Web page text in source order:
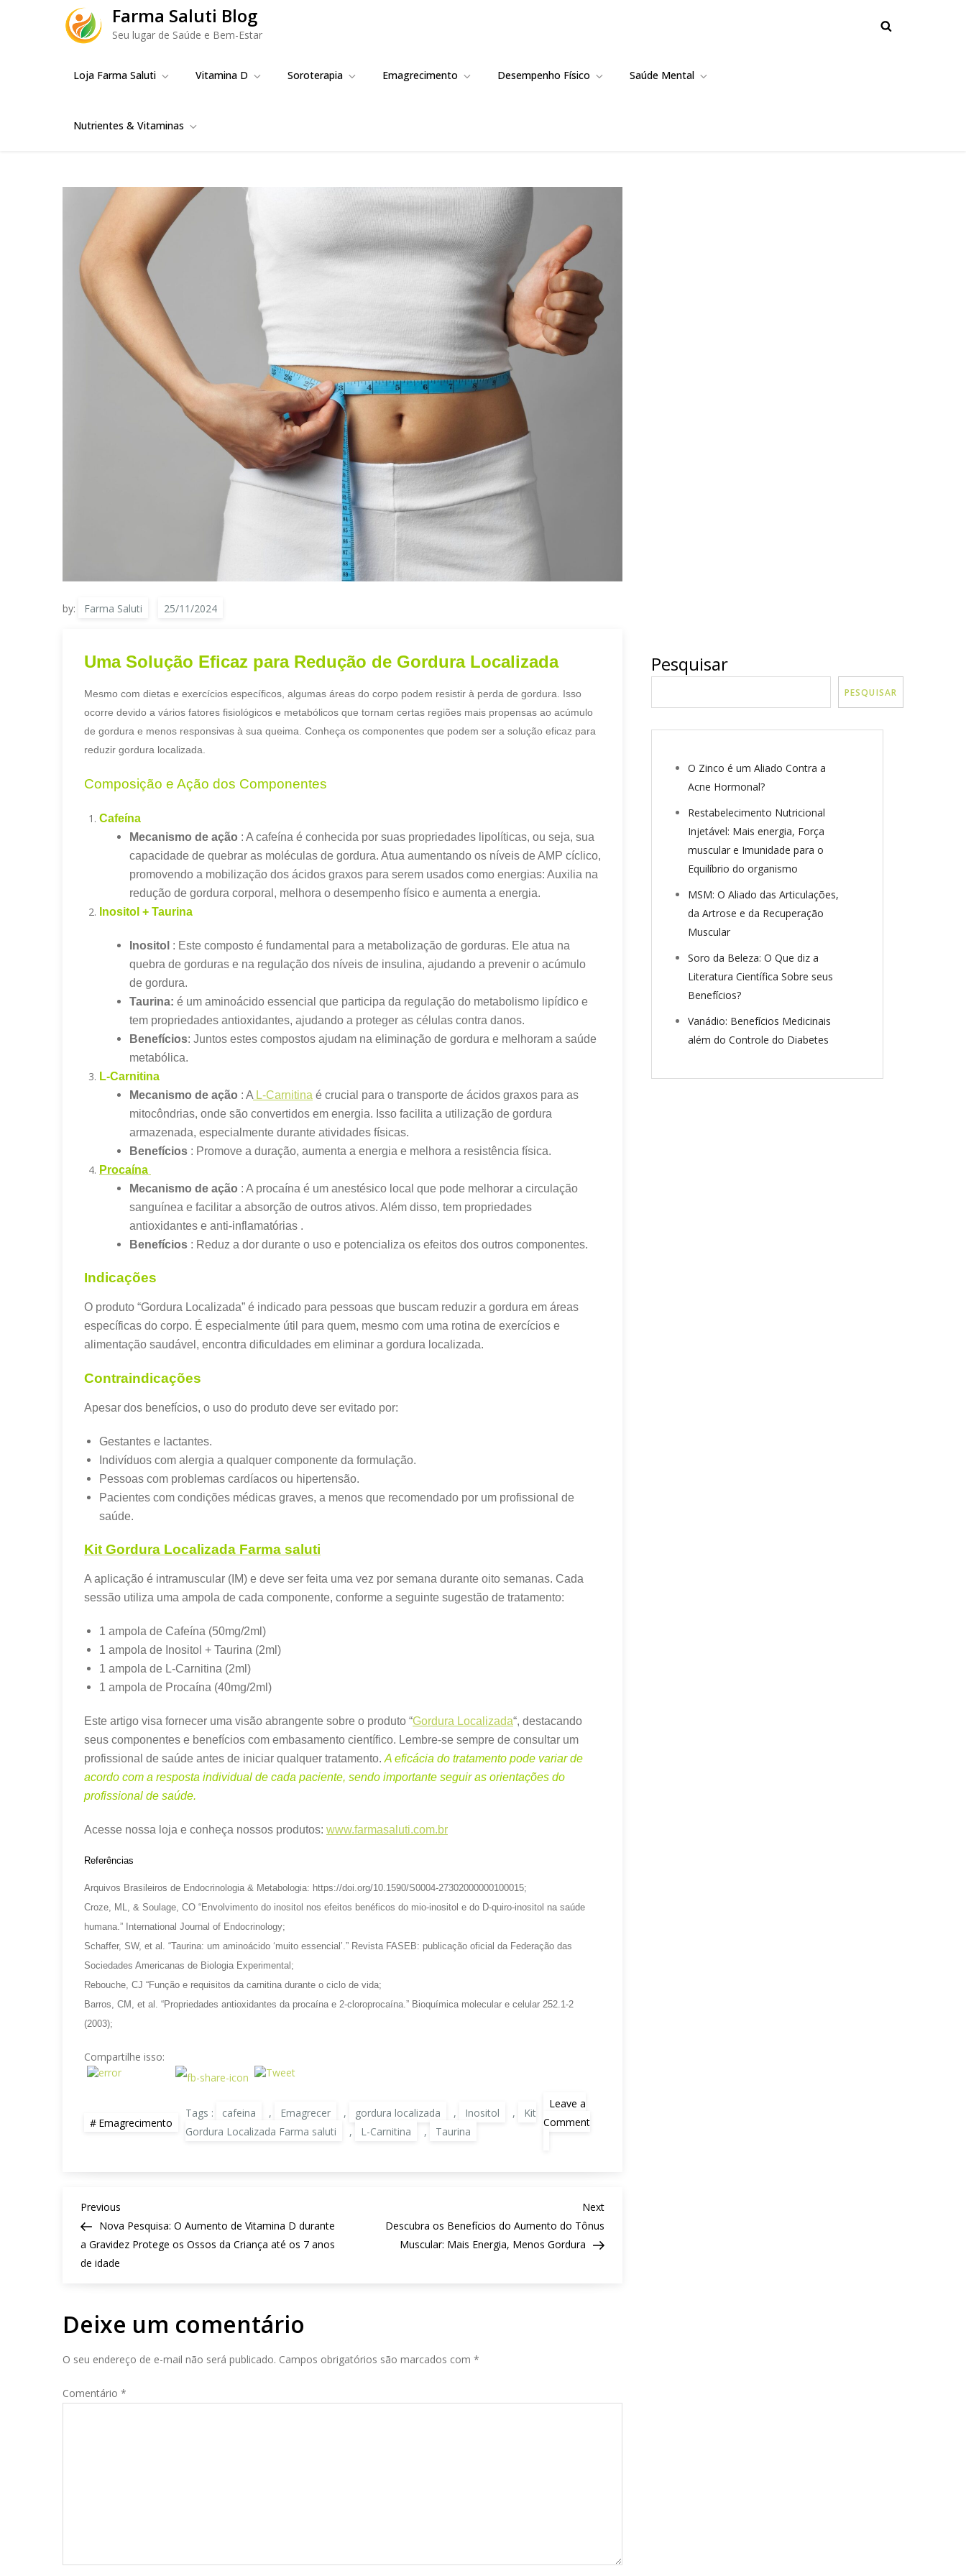
Farma Saluti Blog
Seu lugar de Saúde e Bem-Estar
Loja Farma Saluti Vitamina D Soroterapia Emagrecimento Desempenho Físico Saúde Mental
Nutrientes & Vitaminas
by: Farma Saluti
Uma Solução Eficaz para Redução de Gordura Localizada
Mesmo com dietas e exercícios específicos, algumas áreas do corpo podem resistir à perda de gordura. Isso
ocorre devido a vários fatores fisiológicos e metabólicos que tornam certas regiões mais propensas ao acúmulo
de gordura e menos responsivas à sua queima. Conheça os componentes que podem ser a solução eficaz para
reduzir gordura localizada.
Composição e Ação dos Componentes
Cafeína
Mecanismo de ação : A cafeína é conhecida por suas propriedades lipolíticas, ou seja, sua
capacidade de quebrar as moléculas de gordura. Atua aumentando os níveis de AMP cíclico,
promovendo a mobilização dos ácidos graxos para serem usados ​​como energias: Auxilia na
redução de gordura corporal, melhora o desempenho físico e aumenta a energia.
Inositol + Taurina
Inositol : Este composto é fundamental para a metabolização de gorduras. Ele atua na
quebra de gorduras e na regulação dos níveis de insulina, ajudando a prevenir o acúmulo
de gordura.
Taurina: é um aminoácido essencial que participa da regulação do metabolismo lipídico e
tem propriedades antioxidantes, ajudando a proteger as células contra danos.
Benefícios: Juntos estes compostos ajudam na eliminação de gordura e melhoram a saúde
metabólica.
L-Carnitina
Mecanismo de ação : A L-Carnitina é crucial para o transporte de ácidos graxos para as
mitocôndrias, onde são convertidos em energia. Isso facilita a utilização de gordura
armazenada, especialmente durante atividades físicas.
Benefícios : Promove a duração, aumenta a energia e melhora a resistência física.
Procaína
Mecanismo de ação : A procaína é um anestésico local que pode melhorar a circulação
sanguínea e facilitar a absorção de outros ativos. Além disso, tem propriedades
antioxidantes e anti-inflamatórias .
Benefícios : Reduz a dor durante o uso e potencializa os efeitos dos outros componentes.
Indicações
O produto “Gordura Localizada” é indicado para pessoas que buscam reduzir a gordura em áreas
específicas do corpo. É especialmente útil para quem, mesmo com uma rotina de exercícios e
alimentação saudável, encontra dificuldades em eliminar a gordura localizada.
Contraindicações
Apesar dos benefícios, o uso do produto deve ser evitado por:
Gestantes e lactantes.
Indivíduos com alergia a qualquer componente da formulação.
Pessoas com problemas cardíacos ou hipertensão.
Pacientes com condições médicas graves, a menos que recomendado por um profissional de
saúde.
Kit Gordura Localizada Farma saluti
A aplicação é intramuscular (IM) e deve ser feita uma vez por semana durante oito semanas. Cada
sessão utiliza uma ampola de cada componente, conforme a seguinte sugestão de tratamento:
1 ampola de Cafeína (50mg/2ml)
1 ampola de Inositol + Taurina (2ml)
1 ampola de L-Carnitina (2ml)
1 ampola de Procaína (40mg/2ml)
Este artigo visa fornecer uma visão abrangente sobre o produto “Gordura Localizada“, destacando
seus componentes e benefícios com embasamento científico. Lembre-se sempre de consultar um
profissional de saúde antes de iniciar qualquer tratamento. A eficácia do tratamento pode variar de
acordo com a resposta individual de cada paciente, sendo importante seguir as orientações do
profissional de saúde.
Acesse nossa loja e conheça nossos produtos: www.farmasaluti.com.br
Referências
Arquivos Brasileiros de Endocrinologia & Metabologia: https://doi.org/10.1590/S0004-27302000000100015;
Croze, ML, & Soulage, CO “Envolvimento do inositol nos efeitos benéficos do mio-inositol e do D-quiro-inositol na saúde
humana.” International Journal of Endocrinology;
Schaffer, SW, et al. “Taurina: um aminoácido ‘muito essencial’.” Revista FASEB: publicação oficial da Federação das
Sociedades Americanas de Biologia Experimental;
Rebouche, CJ “Função e requisitos da carnitina durante o ciclo de vida;
Barros, CM, et al. “Propriedades antioxidantes da procaína e 2-cloroprocaína.” Bioquímica molecular e celular 252.1-2
(2003);
Compartilhe isso:
Emagrecimento
Tags : cafeina , Emagrecer , gordura localizada , Inositol ,
Kit
Gordura Localizada Farma saluti
, L-Carnitina , Taurina
Leave a
Comment
Localizada
N
a
v
e
g
o
e
o
Previous
Post
Previous
Nova Pesquisa: O Aumento de Vitamina D durante
a Gravidez Protege os Ossos da Criança até os 7 anos
de idade
Next
Next
Descubra os Benefícios do Aumento do Tônus
Muscular: Mais Energia, Menos Gordura
Deixe um comentário
O seu endereço de e-mail não será publicado. Campos obrigatórios são marcados com *
Comentário *
Pesquisar
PESQUISAR
O Zinco é um Aliado Contra a
Acne Hormonal?
Restabelecimento Nutricional
Injetável: Mais energia, Força
muscular e Imunidade para o
Equilíbrio do organismo
MSM: O Aliado das Articulações,
da Artrose e da Recuperação
Muscular
Soro da Beleza: O Que diz a
Literatura Científica Sobre seus
Benefícios?
Vanádio: Benefícios Medicinais
além do Controle do Diabetes